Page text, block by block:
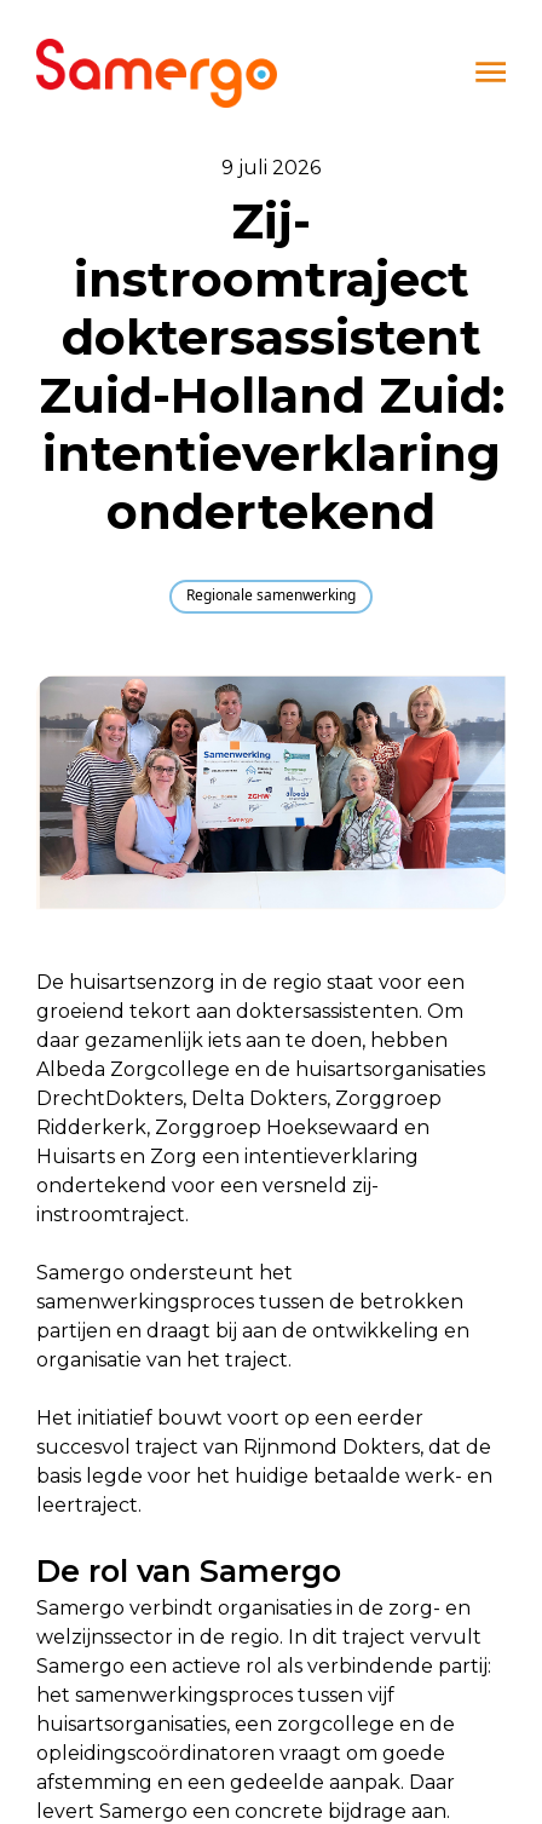
9 juli 2026
Zij-
instroomtraject
doktersassistent
Zuid-Holland Zuid:
intentieverklaring
ondertekend
Regionale samenwerking
De huisartsenzorg in de regio staat voor een
groeiend tekort aan doktersassistenten. Om
daar gezamenlijk iets aan te doen, hebben
Albeda Zorgcollege en de huisartsorganisaties
DrechtDokters, Delta Dokters, Zorggroep
Ridderkerk, Zorggroep Hoeksewaard en
Huisarts en Zorg een intentieverklaring
ondertekend voor een versneld zij-
instroomtraject.
Samergo ondersteunt het
samenwerkingsproces tussen de betrokken
partijen en draagt bij aan de ontwikkeling en
organisatie van het traject.
Het initiatief bouwt voort op een eerder
succesvol traject van Rijnmond Dokters, dat de
basis legde voor het huidige betaalde werk- en
leertraject.
De rol van Samergo
Samergo verbindt organisaties in de zorg- en
welzijnssector in de regio. In dit traject vervult
Samergo een actieve rol als verbindende partij:
het samenwerkingsproces tussen vijf
huisartsorganisaties, een zorgcollege en de
opleidingscoördinatoren vraagt om goede
afstemming en een gedeelde aanpak. Daar
levert Samergo een concrete bijdrage aan.